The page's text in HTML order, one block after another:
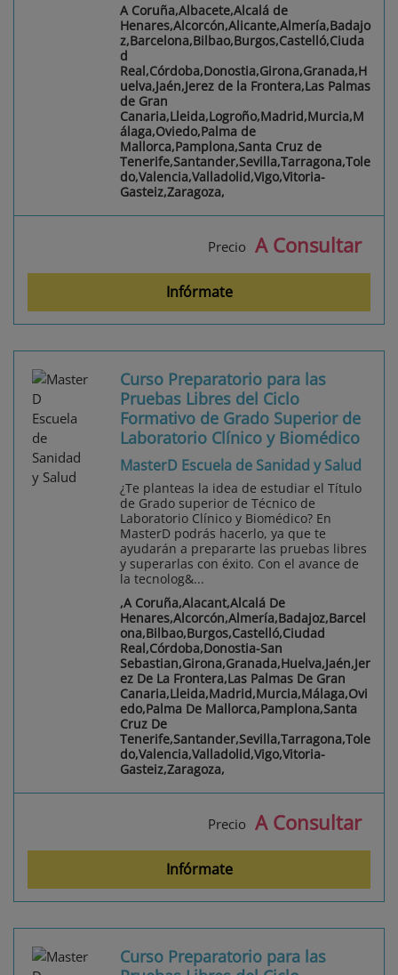
A Coruña,Albacete,Alcalá de
Henares,Alcorcón,Alicante,Almería,Badajo
z,Barcelona,Bilbao,Burgos,Castelló,Ciuda
d
Real,Córdoba,Donostia,Girona,Granada,H
uelva,Jaén,Jerez de la Frontera,Las Palmas
de Gran
Canaria,Lleida,Logroño,Madrid,Murcia,M
álaga,Oviedo,Palma de
Mallorca,Pamplona,Santa Cruz de
Tenerife,Santander,Sevilla,Tarragona,Tole
do,Valencia,Valladolid,Vigo,Vitoria-
Gasteiz,Zaragoza,
Precio A Consultar
Infórmate
Curso Preparatorio para las
Pruebas Libres del Ciclo
Formativo de Grado Superior de
Laboratorio Clínico y Biomédico
MasterD Escuela de Sanidad y Salud
¿Te planteas la idea de estudiar el Título
de Grado superior de Técnico de
Laboratorio Clínico y Biomédico? En
MasterD podrás hacerlo, ya que te
ayudarán a prepararte las pruebas libres
y superarlas con éxito. Con el avance de
la tecnolog&...
,A Coruña,Alacant,Alcalá De
Henares,Alcorcón,Almería,Badajoz,Barcel
ona,Bilbao,Burgos,Castelló,Ciudad
Real,Córdoba,Donostia-San
Sebastian,Girona,Granada,Huelva,Jaén,Jer
ez De La Frontera,Las Palmas De Gran
Canaria,Lleida,Madrid,Murcia,Málaga,Ovi
edo,Palma De Mallorca,Pamplona,Santa
Cruz De
Tenerife,Santander,Sevilla,Tarragona,Tole
do,Valencia,Valladolid,Vigo,Vitoria-
Gasteiz,Zaragoza,
Precio A Consultar
Infórmate
Curso Preparatorio para las